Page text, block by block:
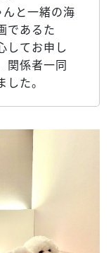
と一緒の海
であるた
してお申し
関係者一同
た。